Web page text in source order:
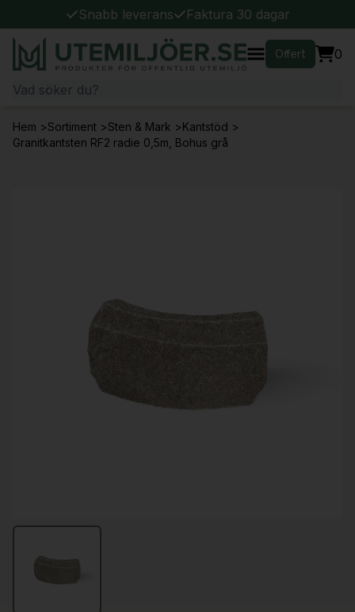
Snabb leverans Faktura 30 dagar
Offert 0
Hem >Sortiment >Sten & Mark >Kantstöd >
Granitkantsten RF2 radie 0,5m, Bohus grå